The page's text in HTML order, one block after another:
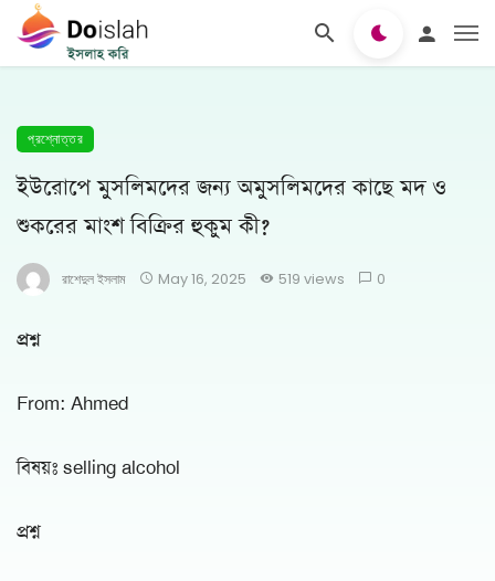
প্রশ্নোত্তর
ইউরোপে মুসলিমদের জন্য অমুসলিমদের কাছে মদ ও
শুকরের মাংশ বিক্রির হুকুম কী?
রাশেদুল ইসলাম May 16, 2025 519 views 0
প্রশ্ন
From: Ahmed
বিষয়ঃ selling alcohol
প্রশ্ন